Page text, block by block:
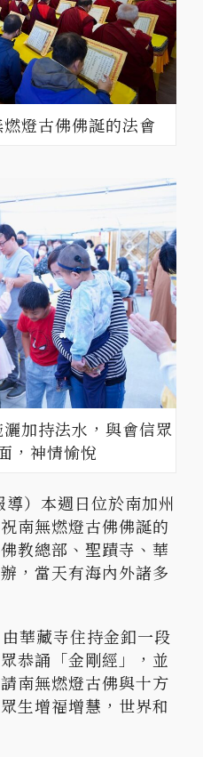
燈古佛佛誕的法會
加持法水，與會信眾
，神情愉悅
導）本週日位於南加州
南無燃燈古佛佛誕的
教總部、聖蹟寺、華
，當天有海內外諸多
華藏寺住持金釦一段
恭誦「金剛經」，並
南無燃燈古佛與十方
生增福增慧，世界和